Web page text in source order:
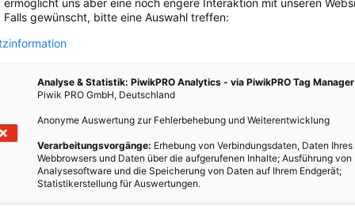
sie aufeinander treffen. Und genau das ist noch überhaupt
Barriere. Durch PEG-Zusatzstoffe wird sie sogar noch
Stoffe können so in unseren Blutkreislauf gelangen. Nein
Krankheit auszulösen nicht eingehen möchte, sollte zu
auf jegliche künstliche und chemische Farb-, Duft- und
ermöglicht uns aber eine noch engere Interaktion mit unseren
Falls gewünscht, bitte eine Auswahl treffen:
Analyse & Statistik: PiwikPRO Analytics - via PiwikPRO Tag Manager
Piwik PRO GmbH, Deutschland
Anonyme Auswertung zur Fehlerbehebung und Weiterentwicklung
Verarbeitungsvorgänge: Erhebung von Verbindungsdaten, Daten Ihres
Webbrowsers und Daten über die aufgerufenen Inhalte; Ausführung von
Analysesoftware und die Speicherung von Daten auf Ihrem Endgerät;
Statistikerstellung für Auswertungen.